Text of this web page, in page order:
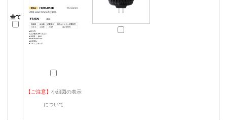
全て
【ご注意】 小組図の表示
について